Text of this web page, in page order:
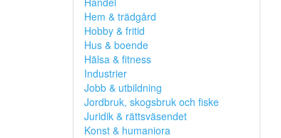
Hem & trädgård
Hobby & fritid
Hus & boende
Hälsa & fitness
Industrier
Jobb & utbildning
Jordbruk, skogsbruk och fiske
Juridik & rättsväsendet
Konst & humaniora